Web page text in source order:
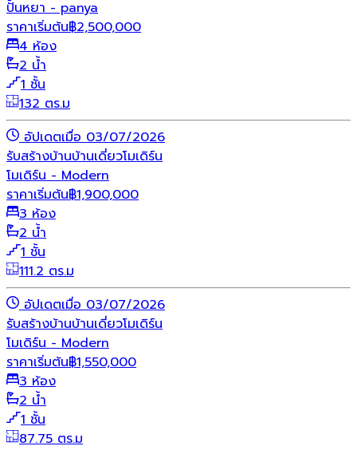
ปั้นหยา - panya
ราคาเริ่มต้น฿2,500,000
4 ห้อง
2 น้ำ
1 ชั้น
132 ตร.ม
อัปเดตเมื่อ 03/07/2026
รับสร้างบ้านบ้านเดี่ยวโมเดิร์น
โมเดิร์น - Modern
ราคาเริ่มต้น฿1,900,000
3 ห้อง
2 น้ำ
1 ชั้น
111.2 ตร.ม
อัปเดตเมื่อ 03/07/2026
รับสร้างบ้านบ้านเดี่ยวโมเดิร์น
โมเดิร์น - Modern
ราคาเริ่มต้น฿1,550,000
3 ห้อง
2 น้ำ
1 ชั้น
87.75 ตร.ม